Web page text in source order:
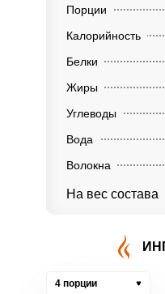
Порции
Калорийность
Белки
Жиры
Углеводы
Вода
Волокна
На вес состава
4 порции